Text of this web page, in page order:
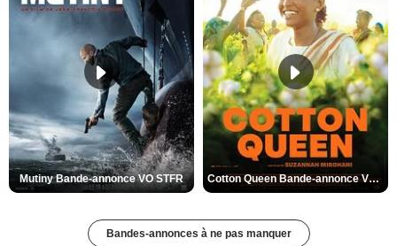
Mutiny Bande-annonce VO STFR Cotton Queen Bande-annonce VO STFR
Bandes-annonces à ne pas manquer